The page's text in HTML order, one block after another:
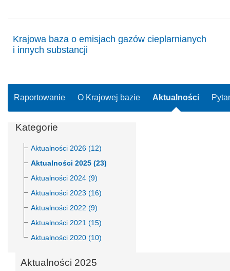
Krajowa baza o emisjach gazów cieplarnianych
i innych substancji
Raportowanie O Krajowej bazie Aktualności
Kategorie
Aktualności 2026 (12)
Aktualności 2025 (23)
Aktualności 2024 (9)
Aktualności 2023 (16)
Aktualności 2022 (9)
Aktualności 2021 (15)
Aktualności 2020 (10)
Aktualności 2025